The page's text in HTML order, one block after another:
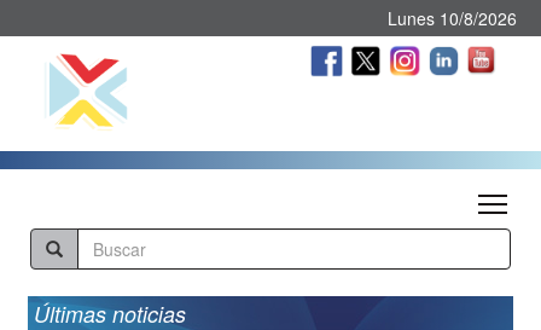
Lunes 10/8/2026
Últimas noticias